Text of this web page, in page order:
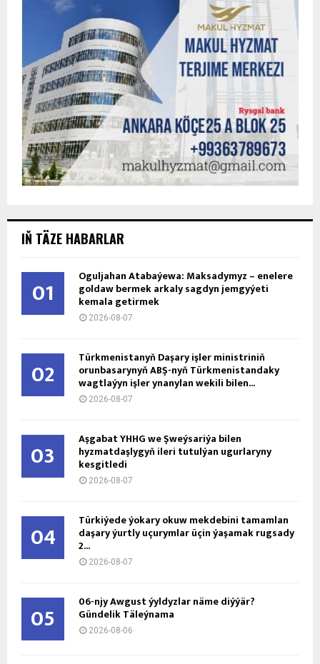
IŇ TÄZE HABARLAR
01 Oguljahan Atabaýewa: Maksadymyz – enelere
goldaw bermek arkaly sagdyn jemgyýeti
kemala getirmek
2026-08-07
02 Türkmenistanyň Daşary işler ministriniň
orunbasarynyň ABŞ-nyň Türkmenistandaky
wagtlaýyn işler ynanylan wekili bilen...
2026-08-07
03 Aşgabat ÝHHG we Şweýsariýa bilen
hyzmatdaşlygyň ileri tutulýan ugurlaryny
kesgitledi
2026-08-07
04 Türkiýede ýokary okuw mekdebini tamamlan
daşary ýurtly uçurymlar üçin ýaşamak rugsady
2...
2026-08-07
05 06-njy Awgust ýyldyzlar näme diýýär?
Gündelik Täleýnama
2026-08-06